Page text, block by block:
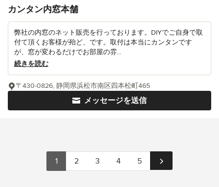
カンタン内窓本舗
弊社の内窓のネット販売を行っております。DIYでご自身で取
付て頂くお客様が殆ど、です。取付は本当にカンタンです
が、窓が変わるだけでお部屋の雰...
続きを読む
メッセージを送信
〒430-0826, 静岡県浜松市南区四本松町465
1 2 3 4 5